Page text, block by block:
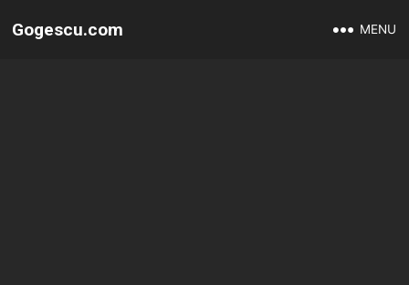
Gogescu.com MENU